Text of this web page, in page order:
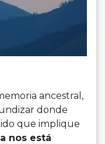
ancestral,
donde
que implique
nos está